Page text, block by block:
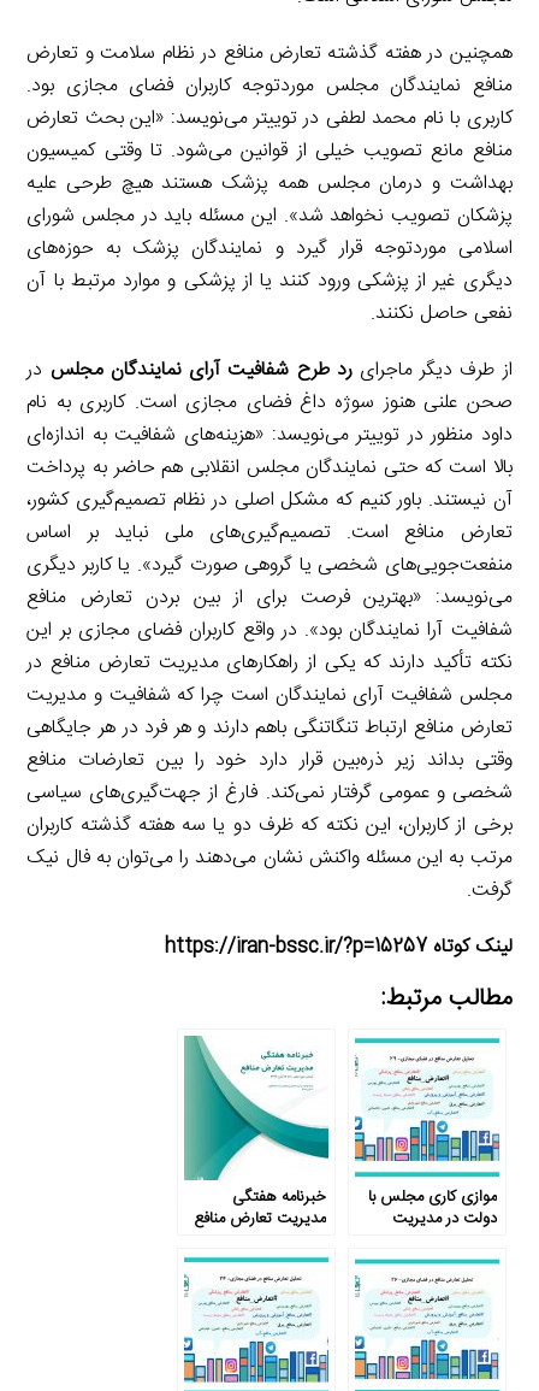
همچنین در هفته گذشته تعارض منافع در نظام سلامت و تعارض
منافع نمایندگان مجلس موردتوجه کاربران فضای مجازی بود.
کاربری با نام محمد لطفی در توییتر می‌نویسد: «این بحث تعارض
منافع مانع تصویب خیلی از قوانین می‌شود. تا وقتی کمیسیون
بهداشت و درمان مجلس همه پزشک هستند هیچ طرحی علیه
پزشکان تصویب نخواهد شد». این مسئله باید در مجلس شورای
اسلامی موردتوجه قرار گیرد و نمایندگان پزشک به حوزه‌های
دیگری غیر از پزشکی ورود کنند یا از پزشکی و موارد مرتبط با آن
نفعی حاصل نکنند.
از طرف دیگر ماجرایرد طرح شفافیت آرای نمایندگان مجلس در
صحن علنی هنوز سوژه داغ فضای مجازی است. کاربری به نام
داود منظور در توییتر می‌نویسد: «هزینه‌های شفافیت به اندازه‌ای
بالا است که حتی نمایندگان مجلس انقلابی هم حاضر به پرداخت
آن نیستند. باور کنیم که مشکل اصلی در نظام تصمیم‌گیری کشور،
تعارض منافع است. تصمیم‌گیری‌های ملی نباید بر اساس
منفعت‌جویی‌های شخصی یا گروهی صورت گیرد». یا کاربر دیگری
می‌نویسد: «بهترین فرصت برای از بین بردن تعارض منافع
شفافیت آرا نمایندگان بود». در واقع کاربران فضای مجازی بر این
نکته تأکید دارند که یکی از راهکارهای مدیریت تعارض منافع در
مجلس شفافیت آرای نمایندگان است چرا که شفافیت و مدیریت
تعارض منافع ارتباط تنگاتنگی باهم دارند و هر فرد در هر جایگاهی
وقتی بداند زیر ذره‌بین قرار دارد خود را بین تعارضات منافع
شخصی و عمومی گرفتار نمی‌کند. فارغ از جهت‌گیری‌های سیاسی
برخی از کاربران، این نکته که ظرف دو یا سه هفته گذشته کاربران
مرتب به این مسئله واکنش نشان می‌دهند را می‌توان به فال نیک
گرفت.
لینک کوتاه https://iran-bssc.ir/?p=15257
مطالب مرتبط:
موازی کاری مجلس با
دولت در مدیریت
خبرنامه هفتگی
مدیریت تعارض منافع